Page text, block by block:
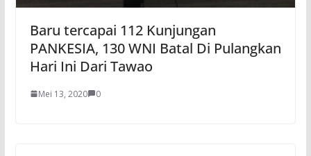
Baru tercapai 112 Kunjungan
PANKESIA, 130 WNI Batal Di Pulangkan
Hari Ini Dari Tawao
Mei 13, 2020 0